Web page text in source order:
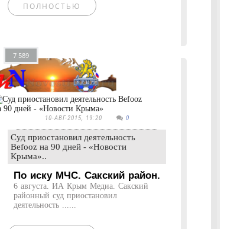
ПОЛНОСТЬЮ
7 589
10-АВГ-2015, 19:20 0
Суд приостановил деятельность
Befooz на 90 дней - «Новости
Крыма»..
По иску МЧС. Сакский район.
6 августа. ИА Крым Медиа. Сакский
районный суд приостановил
деятельность ......